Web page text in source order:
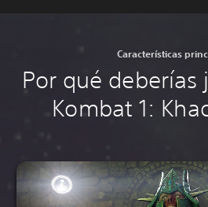
Características
Por qué deberías
Kombat 1: